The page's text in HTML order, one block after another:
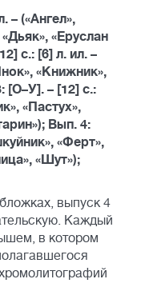
– («Ангел»,
«Еруслан
с.: [6] л. ил. –
«Книжник»,
[О–У]. – [12] с.:
«Пастух»,
Вып. 4:
«Ферт»,
«Шут»);
выпуск 4
Каждый
в котором